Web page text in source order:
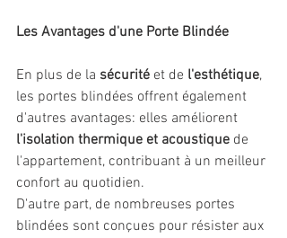
Les Avantages d'une Porte Blindée
En plus de la sécurité et de l'esthétique,
les portes blindées offrent également
d'autres avantages: elles améliorent
l'isolation thermique et acoustique de
l'appartement, contribuant à un meilleur
confort au quotidien.
D'autre part, de nombreuses portes
blindées sont conçues pour résister aux